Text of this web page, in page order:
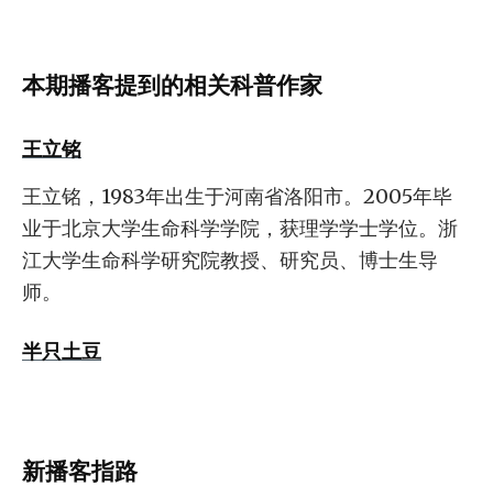
本期播客提到的相关科普作家
王立铭
王立铭，1983年出生于河南省洛阳市。2005年毕
业于北京大学生命科学学院，获理学学士学位。浙
江大学生命科学研究院教授、研究员、博士生导
师。
半只土豆
新播客指路